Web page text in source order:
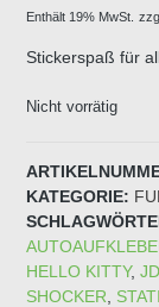
Enthält 19% MwSt.
Stickerspaß für
Nicht vorrätig
KATEGORIE:
HELLO KITTY,
SHOCKER